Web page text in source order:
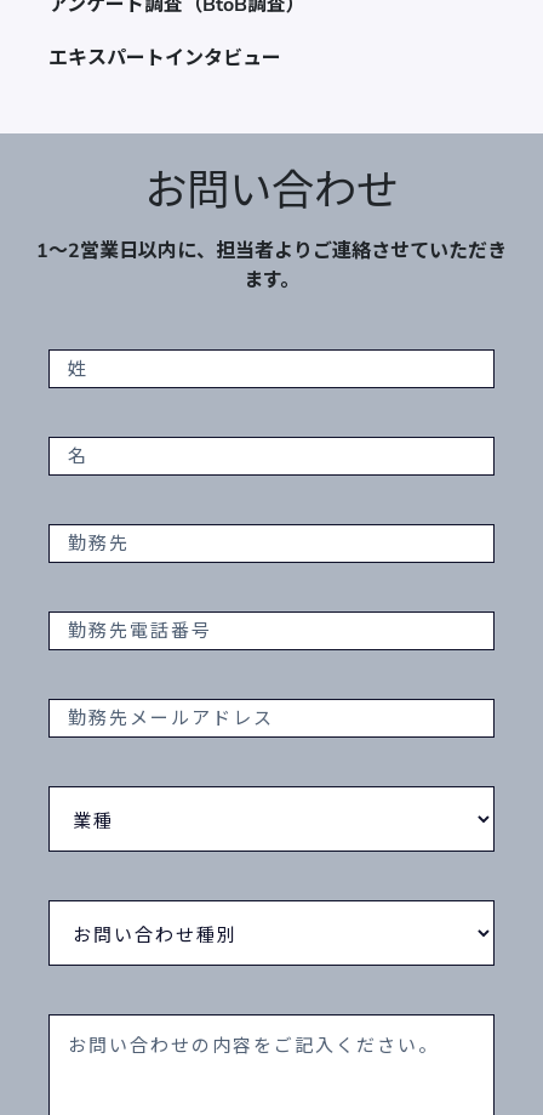
エキスパートインタビュー
お問い合わせ
1～2営業日以内に、担当者よりご連絡させていただき
ます。